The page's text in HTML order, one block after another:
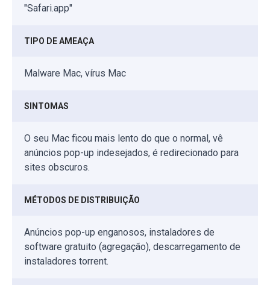
"Safari.app"
TIPO DE AMEAÇA
Malware Mac, vírus Mac
SINTOMAS
O seu Mac ficou mais lento do que o normal, vê
anúncios pop-up indesejados, é redirecionado para
sites obscuros.
MÉTODOS DE DISTRIBUIÇÃO
Anúncios pop-up enganosos, instaladores de
software gratuito (agregação), descarregamento de
instaladores torrent.